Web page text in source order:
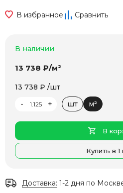
В избранное Сравнить
В наличии
13 738 ₽/м²
13 738 ₽ /шт
-
+ шт м²
В
Купить в 1
Доставка: 1-2 дня по